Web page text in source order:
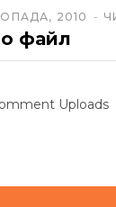
2010
файл
Uploads